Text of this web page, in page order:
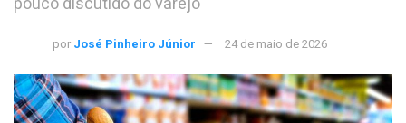
por José Pinheiro Júnior 24 de maio de 2026